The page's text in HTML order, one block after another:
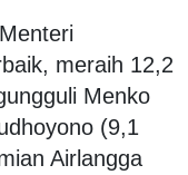
meraih 12,2
Menko
(9,1
Airlangga